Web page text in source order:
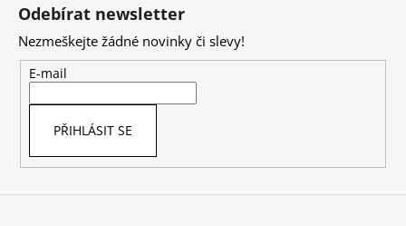
Odebírat newsletter
Nezmeškejte žádné novinky či slevy!
E-mail
PŘIHLÁSIT SE